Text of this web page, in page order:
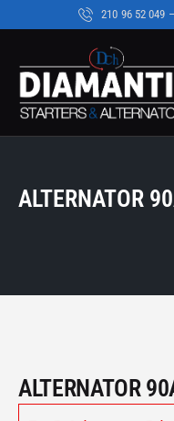
210 96 52 049
ALTERNATOR
ALTERNATOR